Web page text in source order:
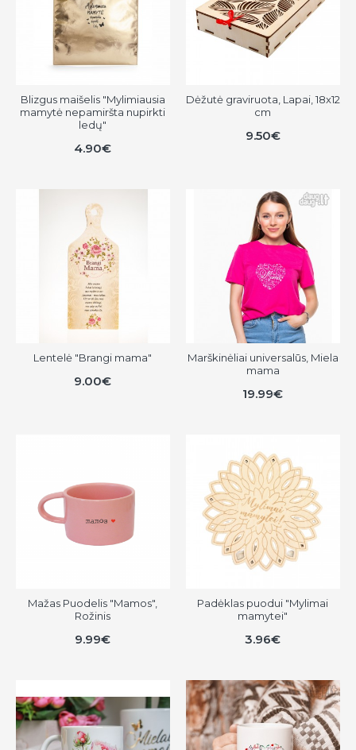
Blizgus maišelis "Mylimiausia
mamytė nepamiršta nupirkti
ledų"
4.90€
Dėžutė graviruota, Lapai, 18x12
cm
9.50€
Lentelė "Brangi mama"
9.00€
Marškinėliai universalūs, Miela
mama
19.99€
Mažas Puodelis "Mamos",
Rožinis
9.99€
Padėklas puodui "Mylimai
mamytei"
3.96€